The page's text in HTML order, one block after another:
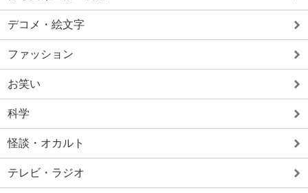
デコメ・絵文字
ファッション
お笑い
科学
怪談・オカルト
テレビ・ラジオ